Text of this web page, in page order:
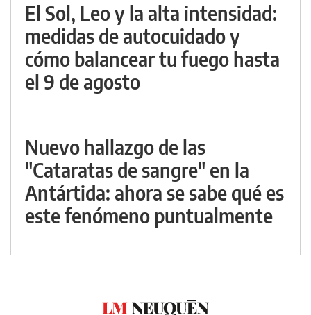
El Sol, Leo y la alta intensidad:
medidas de autocuidado y
cómo balancear tu fuego hasta
el 9 de agosto
Nuevo hallazgo de las
"Cataratas de sangre" en la
Antártida: ahora se sabe qué es
este fenómeno puntualmente